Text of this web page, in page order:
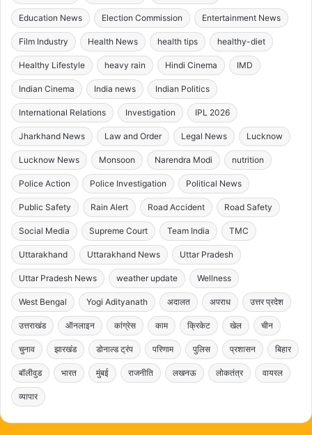
Education News Election Commission Entertainment News
Film Industry Health News health tips healthy-diet
Healthy Lifestyle heavy rain Hindi Cinema IMD
Indian Cinema India news Indian Politics
International Relations Investigation IPL 2026
Jharkhand News Law and Order Legal News Lucknow
Lucknow News Monsoon Narendra Modi nutrition
Police Action Police Investigation Political News
Public Safety Rain Alert Road Accident Road Safety
Social Media Supreme Court Team India TMC
Uttarakhand Uttarakhand News Uttar Pradesh
Uttar Pradesh News weather update Wellness
West Bengal Yogi Adityanath अदालत अपराध उत्तर प्रदेश
उत्तराखंड ऑनलाइन कांग्रेस काम क्रिकेट खेल चीन
चुनाव झारखंड डोनाल्ड ट्रंप परिणाम पुलिस प्रशासन बिहार
बॉलीवुड भारत मुंबई राजनीति लखनऊ लोकतंत्र वायरल
व्यापार